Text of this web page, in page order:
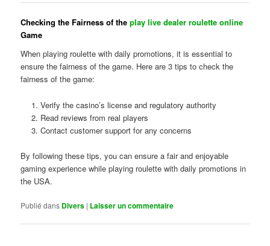
Checking the Fairness of theplay live dealer roulette online
Game
When playing roulette with daily promotions, it is essential to
ensure the fairness of the game. Here are 3 tips to check the
fairness of the game:
Verify the casino’s license and regulatory authority
Read reviews from real players
Contact customer support for any concerns
By following these tips, you can ensure a fair and enjoyable
gaming experience while playing roulette with daily promotions in
the USA.
Publié dans Divers | Laisser un commentaire